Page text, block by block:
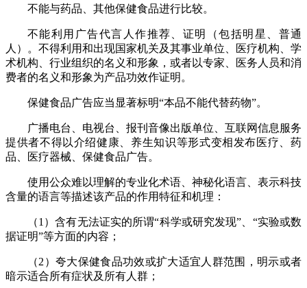
不能与药品、其他保健食品进行比较。
不能利用广告代言人作推荐、证明（包括明星、普通
人）。不得利用和出现国家机关及其事业单位、医疗机构、学
术机构、行业组织的名义和形象，或者以专家、医务人员和消
费者的名义和形象为产品功效作证明。
保健食品广告应当显著标明“本品不能代替药物”。
广播电台、电视台、报刊音像出版单位、互联网信息服务
提供者不得以介绍健康、养生知识等形式变相发布医疗、药
品、医疗器械、保健食品广告。
使用公众难以理解的专业化术语、神秘化语言、表示科技
含量的语言等描述该产品的作用特征和机理：
（1）含有无法证实的所谓“科学或研究发现”、“实验或数
据证明”等方面的内容；
（2）夸大保健食品功效或扩大适宜人群范围，明示或者
暗示适合所有症状及所有人群；